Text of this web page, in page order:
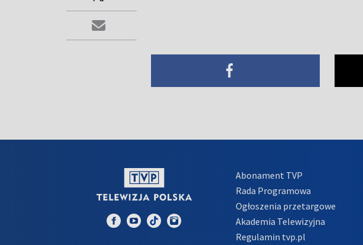
Abonament TVP
Rada Programowa
Ogłoszenia przetargowe
Akademia Telewizyjna
Regulamin tvp.pl